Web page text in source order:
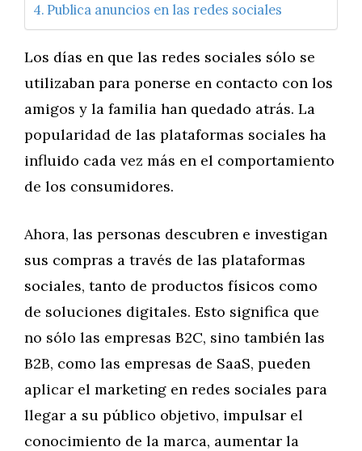
Publica anuncios en las redes sociales
Los días en que las redes sociales sólo se
utilizaban para ponerse en contacto con los
amigos y la familia han quedado atrás. La
popularidad de las plataformas sociales ha
influido cada vez más en el comportamiento
de los consumidores.
Ahora, las personas descubren e investigan
sus compras a través de las plataformas
sociales, tanto de productos físicos como
de soluciones digitales. Esto significa que
no sólo las empresas B2C, sino también las
B2B, como las empresas de SaaS, pueden
aplicar el marketing en redes sociales para
llegar a su público objetivo, impulsar el
conocimiento de la marca, aumentar la